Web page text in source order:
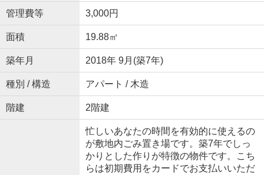
管理費等 3,000円
面積 19.88㎡
築年月 2018年 9月(築7年)
種別 / 構造 アパート / 木造
階建 2階建
忙しいあなたの時間を有効的に使えるの
が敷地内ごみ置き場です。築7年でしっ
かりとした作りが特徴の物件です。こち
らは初期費用をカードでお支払いいただ